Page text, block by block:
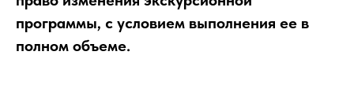
программы, с условием выполнения ее в
полном объеме.